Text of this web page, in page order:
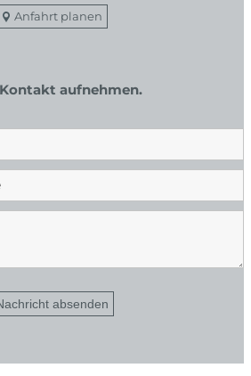
Anfahrt planen
aufnehmen.
absenden